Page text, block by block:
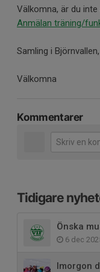
Välkomna, är du
Anmälan träning/
Samling i
Välkomna
Kommentarer
Tidigare
Önska
6 dec
Imorgon